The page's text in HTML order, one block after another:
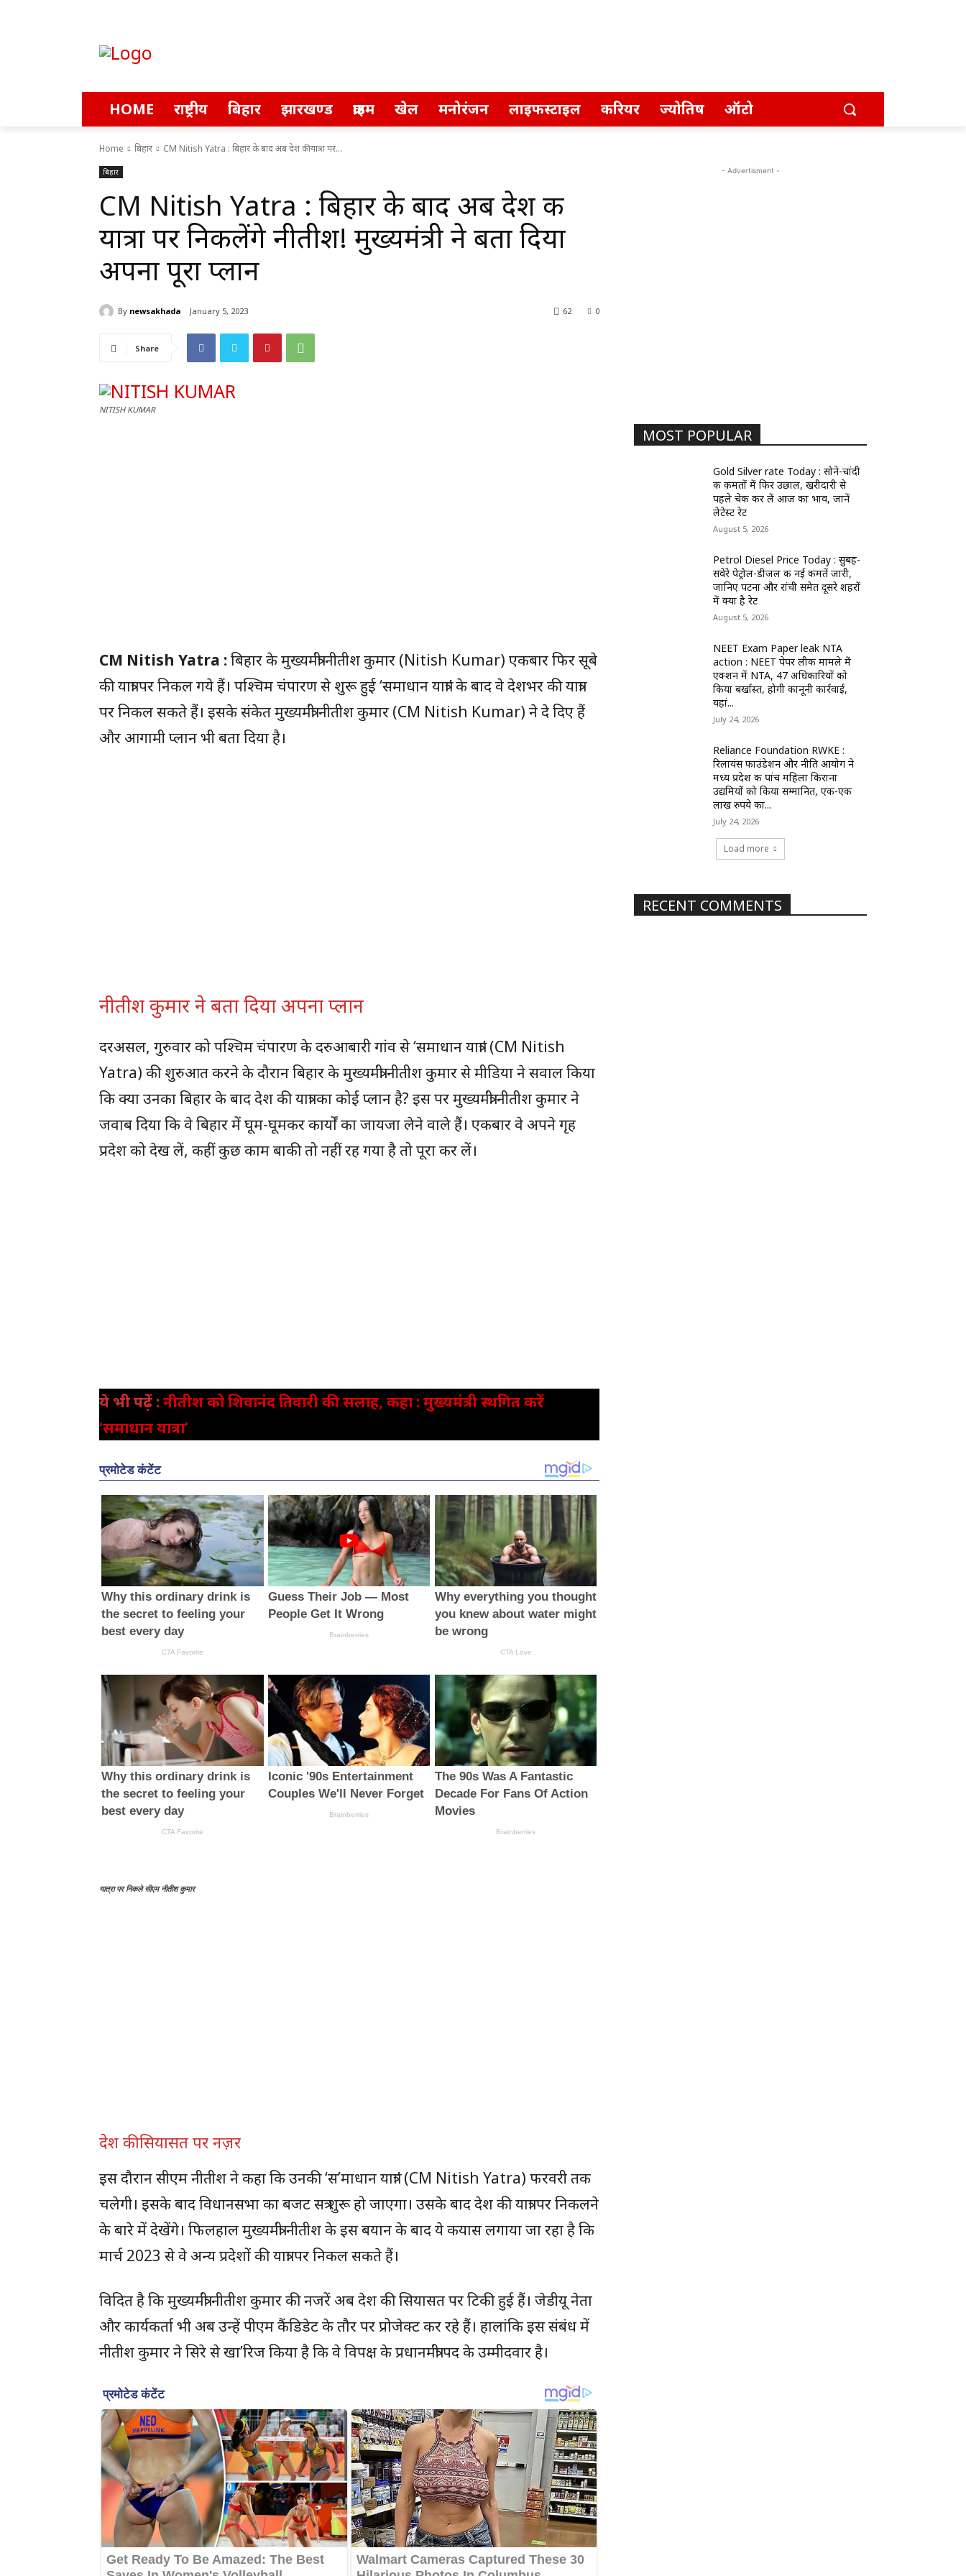
HOME राष्ट्रीय बिहार झारखण्ड क्राइम खेल मनोरंजन लाइफस्टाइल करियर ज्योतिष ऑटो
Home बिहार CM Nitish Yatra : बिहार के बाद अब देश की यात्रा पर...
बिहार
CM Nitish Yatra : बिहार के बाद अब देश की
यात्रा पर निकलेंगे नीतीश! मुख्यमंत्री ने बता दिया
अपना पूरा प्लान
By newsakhada January 5, 2023 0
62
Share
NITISH KUMAR
CM Nitish Yatra :बिहार के मुख्यमंत्री नीतीश कुमार (Nitish Kumar) एकबार फिर सूबे
की यात्रा पर निकल गये हैं। पश्चिम चंपारण से शुरू हुई ‘समाधान यात्रा’ के बाद वे देशभर की यात्रा
पर निकल सकते हैं। इसके संकेत मुख्यमंत्री नीतीश कुमार (CM Nitish Kumar) ने दे दिए हैं
और आगामी प्लान भी बता दिया है।
नीतीश कुमार ने बता दिया अपना प्लान
दरअसल, गुरुवार को पश्चिम चंपारण के दरुआबारी गांव से ‘समाधान यात्रा’ (CM Nitish
Yatra) की शुरुआत करने के दौरान बिहार के मुख्यमंत्री नीतीश कुमार से मीडिया ने सवाल किया
कि क्या उनका बिहार के बाद देश की यात्रा का कोई प्लान है? इस पर मुख्यमंत्री नीतीश कुमार ने
जवाब दिया कि वे बिहार में घूम-घूमकर कार्यों का जायजा लेने वाले हैं। एकबार वे अपने गृह
प्रदेश को देख लें, कहीं कुछ काम बाकी तो नहीं रह गया है तो पूरा कर लें।
ये भी पढ़ें :नीतीश को शिवानंद तिवारी की सलाह, कहा : मुख्यमंत्री स्थगित करें
‘समाधान यात्रा’
यात्रा पर निकले सीएम नीतीश कुमार
देश की सियासत पर नज़र
इस दौरान सीएम नीतीश ने कहा कि उनकी ‘स’माधान यात्रा’ (CM Nitish Yatra) फरवरी तक
चलेगी। इसके बाद विधानसभा का बजट सत्र शुरू हो जाएगा। उसके बाद देश की यात्रा पर निकलने
के बारे में देखेंगे। फिलहाल मुख्यमंत्री नीतीश के इस बयान के बाद ये कयास लगाया जा रहा है कि
मार्च 2023 से वे अन्य प्रदेशों की यात्रा पर निकल सकते हैं।
विदित है कि मुख्यमंत्री नीतीश कुमार की नजरें अब देश की सियासत पर टिकी हुई हैं। जेडीयू नेता
और कार्यकर्ता भी अब उन्हें पीएम कैंडिडेट के तौर पर प्रोजेक्ट कर रहे हैं। हालांकि इस संबंध में
नीतीश कुमार ने सिरे से खा’रिज किया है कि वे विपक्ष के प्रधानमंत्री पद के उम्मीदवार है।
- Advertisment -
MOST POPULAR
Gold Silver rate Today : सोने-चांदी
की कीमतों में फिर उछाल, खरीदारी से
पहले चेक कर लें आज का भाव, जानें
लेटेस्ट रेट
August 5, 2026
Petrol Diesel Price Today : सुबह-
सवेरे पेट्रोल-डीजल की नई कीमतें जारी,
जानिए पटना और रांची समेत दूसरे शहरों
में क्या है रेट
August 5, 2026
NEET Exam Paper leak NTA
action : NEET पेपर लीक मामले में
एक्शन में NTA, 47 अधिकारियों को
किया बर्खास्त, होगी कानूनी कार्रवाई,
यहां...
July 24, 2026
Reliance Foundation RWKE :
रिलायंस फाउंडेशन और नीति आयोग ने
मध्य प्रदेश की पांच महिला किराना
उद्यमियों को किया सम्मानित, एक-एक
लाख रुपये का...
July 24, 2026
Load more
RECENT COMMENTS